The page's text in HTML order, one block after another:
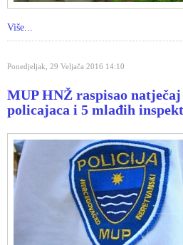
Više...
Ponedjeljak, 29 Veljača 2016 14:10
MUP HNŽ raspisao
policajaca i 5 mlađih